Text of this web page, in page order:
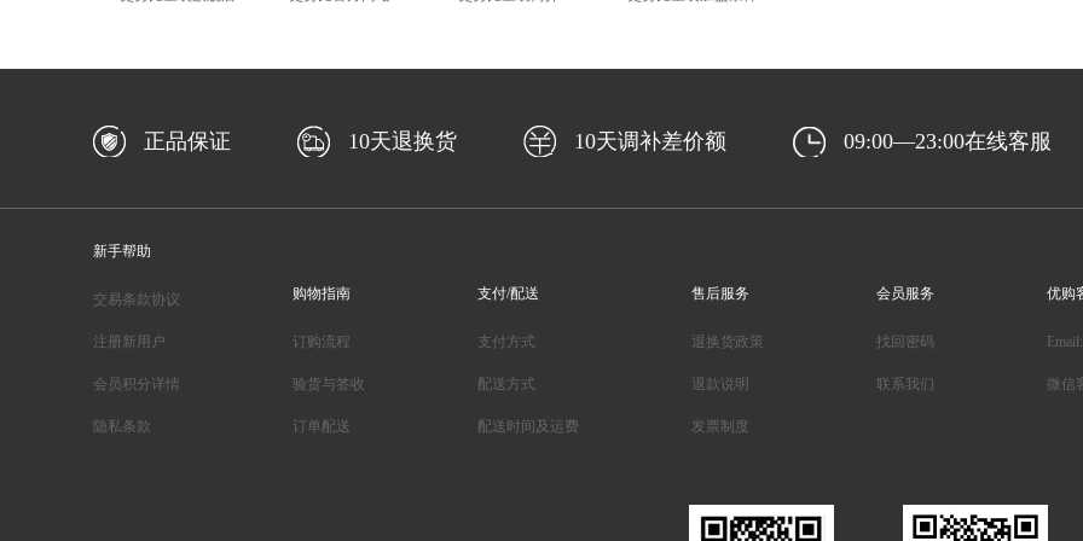
正品保证 10天退换货 10天调补差价额 09:00—23:00在线客服
新手帮助
交易条款协议
注册新用户
会员积分详情
隐私条款
购物指南
订购流程
验货与签收
订单配送
支付/配送
支付方式
配送方式
配送时间及运费
售后服务
退换货政策
退款说明
发票制度
会员服务
找回密码
联系我们
优购
微信